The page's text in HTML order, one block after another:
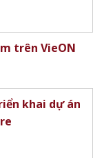
trên VieON
khai dự án